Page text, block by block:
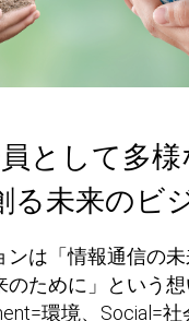
として多様
る未来のビ
ンは「情報通信の
ために」という想
環境、Social=社